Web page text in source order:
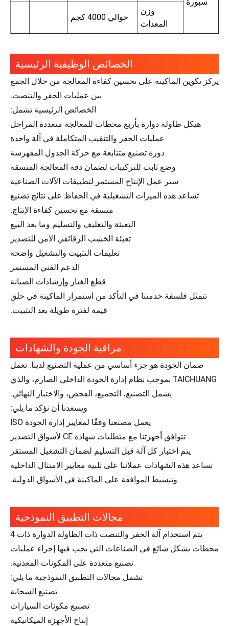
وزن
المعدات
حوالي 4000 كجم
الخصائص الوظيفية الرئيسية
يركز تكوين الماكينة على تحسين كفاءة المعالجة من خلال الجمع
بين عمليات الحفر والتنصت.
الخصائص الرئيسية تشمل:
هيكل طاولة دوارة بأربع محطات للمعالجة متعددة المراحل
عمليات الحفر والتنقيب المتكاملة في آلة واحدة
دورة تصنيع متتابعة مع حركة الجدول المفهرسة
وضع ثابت للتركيبات لضمان دقة المعالجة المتسقة
سير عمل الإنتاج المستمر لتطبيقات الآلات الصناعية
تساعد هذه الميزات التشغيلية في الحفاظ على نتائج تصنيع
متسقة مع تحسين كفاءة الإنتاج.
التعبئة والتغليف والتسليم وما بعد البيع
تعبئة الخشب الرقائقي الآمن للتصدير
تعليمات التثبيت والتشغيل واضحة
الدعم الفني المستمر
قطع الغيار وإرشادات الصيانة
تتمثل فلسفة خدمتنا في التأكد من استمرار الماكينة في خلق
قيمة لفترة طويلة بعد التثبيت.
مراقبة الجودة والشهادات
ضمان الجودة هو جزء أساسي من عملية التصنيع لدينا. تعمل
TAICHUANG بموجب نظام إدارة الجودة الداخلي الصارم، والذي
يشمل التصنيع، التجميع، الفحص، والاختبار النهائي.
ويسعدنا أن نؤكد ما يلي:
يعمل مصنعنا وفقًا لمعايير إدارة الجودة ISO
تتوافق أجهزتنا مع متطلبات شهادة CE لأسواق التصدير
يتم اختبار كل آلة قبل التسليم لضمان التشغيل المستقر
تساعد هذه الشهادات عملائنا على تلبية معايير الامتثال الداخلية
وتبسيط الموافقة على الماكينة في الأسواق الدولية.
مجالات التطبيق النموذجية
يتم استخدام آلة الحفر والتنصت ذات الطاولة الدوارة ذات 4
محطات بشكل شائع في الصناعات التي يجب فيها إجراء عمليات
تصنيع متعددة على المكونات المعدنية.
تشمل مجالات التطبيق النموذجية ما يلي:
تصنيع السحابة
تصنيع مكونات السيارات
إنتاج الأجهزة الميكانيكية